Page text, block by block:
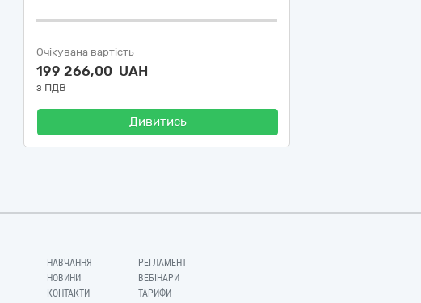
Очікувана вартість
199 266,00 UAH
з ПДВ
Дивитись
НАВЧАННЯ
НОВИНИ
КОНТАКТИ
РЕГЛАМЕНТ
ВЕБІНАРИ
ТАРИФИ